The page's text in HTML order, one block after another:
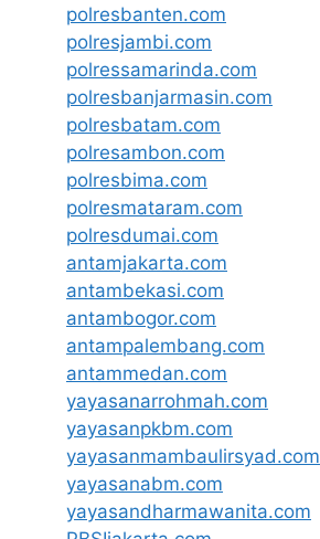
polresbanten.com
polresjambi.com
polressamarinda.com
polresbanjarmasin.com
polresbatam.com
polresambon.com
polresbima.com
polresmataram.com
polresdumai.com
antamjakarta.com
antambekasi.com
antambogor.com
antampalembang.com
antammedan.com
yayasanarrohmah.com
yayasanpkbm.com
yayasanmambaulirsyad.com
yayasanabm.com
yayasandharmawanita.com